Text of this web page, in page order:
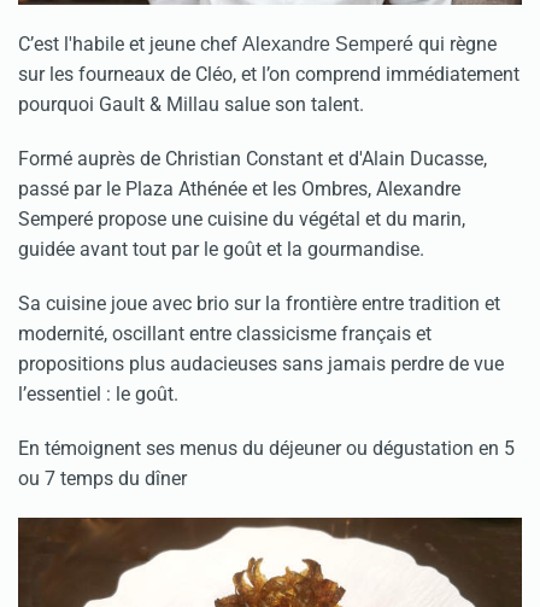
C’est l'habile et jeune chef Alexandre Semperé qui règne
sur les fourneaux de Cléo, et l’on comprend immédiatement
pourquoi Gault & Millau salue son talent.
Formé auprès de Christian Constant et d'Alain Ducasse,
passé par le Plaza Athénée et les Ombres, Alexandre
Semperé propose une cuisine du végétal et du marin,
guidée avant tout par le goût et la gourmandise.
Sa cuisine joue avec brio sur la frontière entre tradition et
modernité, oscillant entre classicisme français et
propositions plus audacieuses sans jamais perdre de vue
l’essentiel : le goût.
En témoignent ses menus du déjeuner ou dégustation en 5
ou 7 temps du dîner